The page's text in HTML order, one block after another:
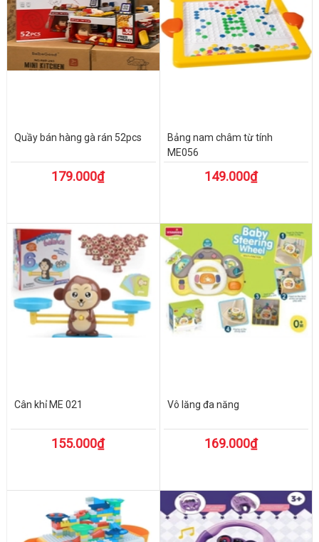
Quầy bán hàng gà rán 52pcs
179.000₫
Bảng nam châm từ tính
ME056
149.000₫
Cân khỉ ME 021
155.000₫
Vô lăng đa năng
169.000₫